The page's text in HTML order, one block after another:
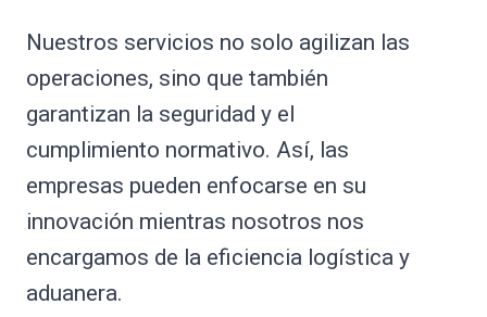
Nuestros servicios no solo agilizan las
operaciones, sino que también
garantizan la seguridad y el
cumplimiento normativo. Así, las
empresas pueden enfocarse en su
innovación mientras nosotros nos
encargamos de la eficiencia logística y
aduanera.